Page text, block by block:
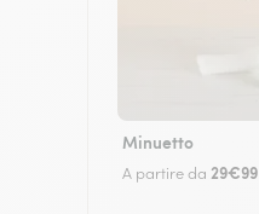
Minuetto
A partire da 29€99